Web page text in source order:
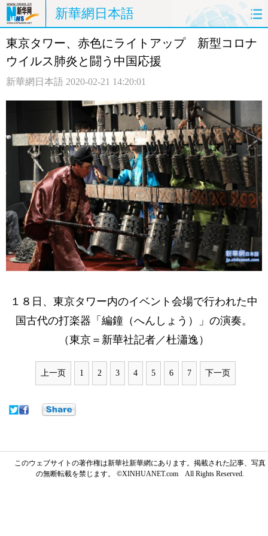
新華網日本語
ホームページ 政治 経済
評論 写真
中日対訳
東京タワー、赤色にライトアップ 新型コロナ
ウイルス肺炎と闘う中国応援
新華網日本語 2020-02-21 14:20:01
１８日、東京タワー内のイベント会場で行われた中
国古代の打楽器「編鐘（へんしょう）」の演奏。
（東京＝新華社記者／杜瀟逸）
上一页 1 2 3 4 5 6 7 下一页
このウェブサイトの著作権は新華社新華網にあります。掲載された記事、写真
の無断転載を禁じます。 ©XINHUANET.com All Rights Reserved.